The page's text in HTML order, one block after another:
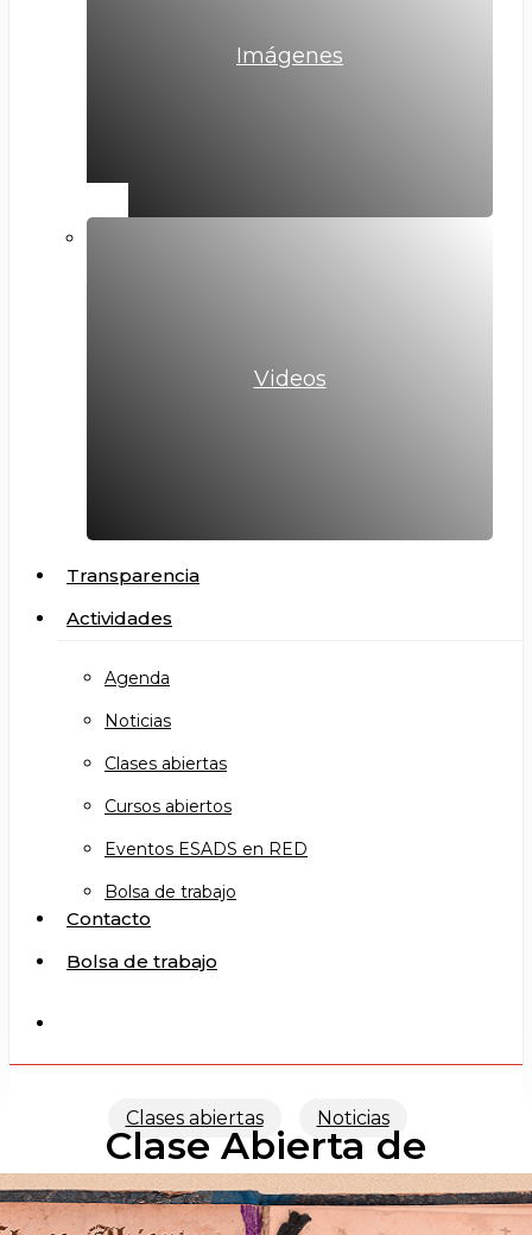
Imágenes
Videos
Transparencia
Actividades
Agenda
Noticias
Clases abiertas
Cursos abiertos
Eventos ESADS en RED
Bolsa de trabajo
Contacto
Bolsa de trabajo
Clases abiertas Noticias
Clase Abierta de
Commedia dell’Arte